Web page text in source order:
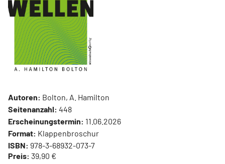
Autoren: Bolton, A. Hamilton
Seitenanzahl: 448
Erscheinungstermin: 11.06.2026
Format: Klappenbroschur
ISBN: 978-3-68932-073-7
Preis: 39,90 €